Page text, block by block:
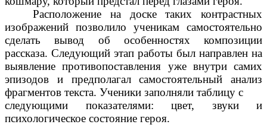
Расположение на доске таких контрастных
изображений позволило ученикам самостоятельно
сделать вывод об особенностях композиции
рассказа. Следующий этап работы был направлен на
выявление противопоставления уже внутри самих
эпизодов и предполагал самостоятельный анализ
фрагментов текста. Ученики заполняли таблицу с
следующими показателями: цвет, звуки и
психологическое состояние героя.